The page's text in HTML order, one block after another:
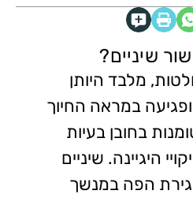
שיניים?
מלבד היותן
במראה החיוך
בחובן בעיות
היגיינה. שיניים
הפה במנשך